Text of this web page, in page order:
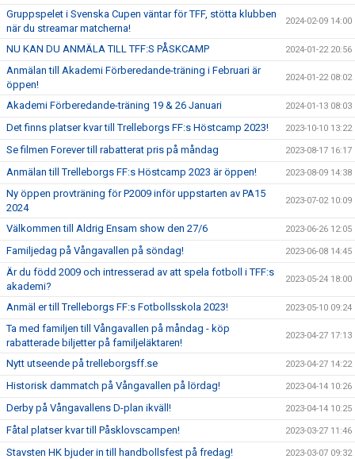
Gruppspelet i Svenska Cupen väntar för TFF, stötta klubben
när du streamar matcherna!
2024-02-09 14:00
NU KAN DU ANMÄLA TILL TFF:S PÅSKCAMP 2024-01-22 20:56
Anmälan till Akademi Förberedande-träning i Februari är
öppen!
2024-01-22 08:02
Akademi Förberedande-träning 19 & 26 Januari 2024-01-13 08:03
Det finns platser kvar till Trelleborgs FF:s Höstcamp 2023! 2023-10-10 13:22
Se filmen Forever till rabatterat pris på måndag 2023-08-17 16:17
Anmälan till Trelleborgs FF:s Höstcamp 2023 är öppen! 2023-08-09 14:38
Ny öppen provträning för P2009 inför uppstarten av PA15
2024
2023-07-02 10:09
Välkommen till Aldrig Ensam show den 27/6 2023-06-26 12:05
Familjedag på Vångavallen på söndag! 2023-06-08 14:45
Är du född 2009 och intresserad av att spela fotboll i TFF:s
akademi?
2023-05-24 18:00
Anmäl er till Trelleborgs FF:s Fotbollsskola 2023! 2023-05-10 09:24
Ta med familjen till Vångavallen på måndag - köp
rabatterade biljetter på familjeläktaren!
2023-04-27 17:13
Nytt utseende på trelleborgsff.se 2023-04-27 14:22
Historisk dammatch på Vångavallen på lördag! 2023-04-14 10:26
Derby på Vångavallens D-plan ikväll! 2023-04-14 10:25
Fåtal platser kvar till Påsklovscampen! 2023-03-27 11:46
Stavsten HK bjuder in till handbollsfest på fredag! 2023-03-07 09:32